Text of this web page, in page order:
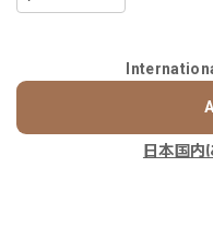
日本国内